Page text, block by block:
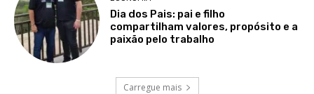
Dia dos Pais: pai e filho
compartilham valores, propósito e a
paixão pelo trabalho
Carregue mais